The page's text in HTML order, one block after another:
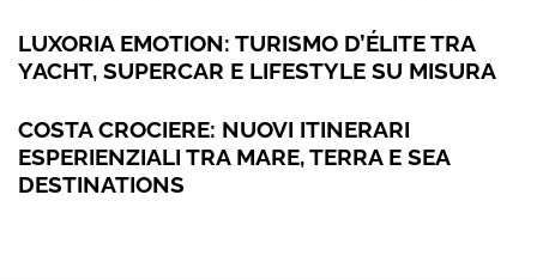
LUXORIA EMOTION: TURISMO D’ÉLITE TRA
YACHT, SUPERCAR E LIFESTYLE SU MISURA
COSTA CROCIERE: NUOVI ITINERARI
ESPERIENZIALI TRA MARE, TERRA E SEA
DESTINATIONS